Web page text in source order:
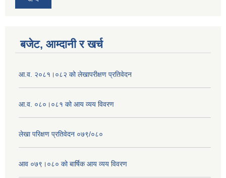
बजेट, आम्दानी र खर्च
आ.व. २०८१।०८२ को लेखापरीक्षण प्रतिवेदन
आ.व. ०८०।०८१ को आय व्यय विवरण
लेखा परिक्षण प्रतिवेदन ०७९/०८०
आव ०७९।०८० को बार्षिक आय व्यय विवरण